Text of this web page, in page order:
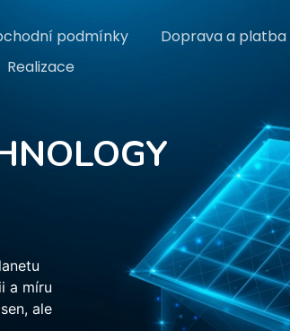
podmínky Doprava a platba
Realizace
a míru
ale